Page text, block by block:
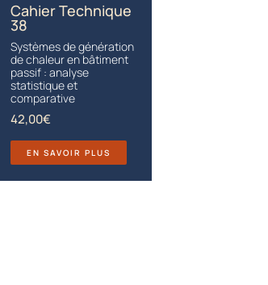
Cahier Technique
38
Systèmes de génération
de chaleur en bâtiment
passif : analyse
statistique et
comparative
42,00€
EN SAVOIR PLUS